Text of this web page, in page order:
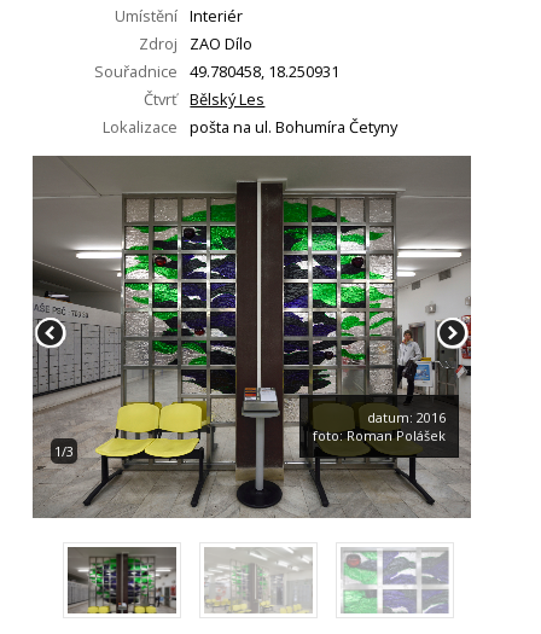
Umístění Interiér
Zdroj
ZAO Dílo
Souřadnice
49.780458, 18.250931
Čtvrť Bělský Les
Lokalizace
pošta na ul. Bohumíra Četyny
1/3
datum: 2016
foto: Roman Polášek